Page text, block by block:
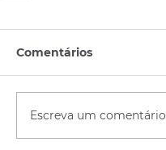
Comentários
Escreva um comentário